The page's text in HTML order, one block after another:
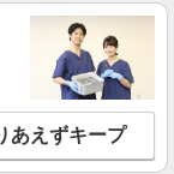
(規定有) お友達
規定有) ゜・。
ルショップ
細を見る
あえずキープ